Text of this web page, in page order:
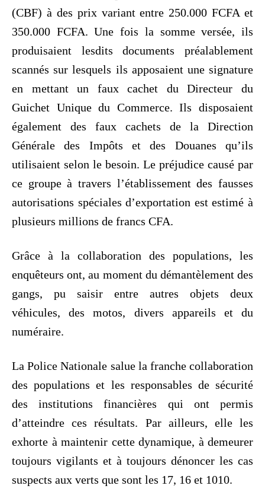
(CBF) à des prix variant entre 250.000 FCFA et
350.000 FCFA. Une fois la somme versée, ils
produisaient lesdits documents préalablement
scannés sur lesquels ils apposaient une signature
en mettant un faux cachet du Directeur du
Guichet Unique du Commerce. Ils disposaient
également des faux cachets de la Direction
Générale des Impôts et des Douanes qu’ils
utilisaient selon le besoin. Le préjudice causé par
ce groupe à travers l’établissement des fausses
autorisations spéciales d’exportation est estimé à
plusieurs millions de francs CFA.
Grâce à la collaboration des populations, les
enquêteurs ont, au moment du démantèlement des
gangs, pu saisir entre autres objets deux
véhicules, des motos, divers appareils et du
numéraire.
La Police Nationale salue la franche collaboration
des populations et les responsables de sécurité
des institutions financières qui ont permis
d’atteindre ces résultats. Par ailleurs, elle les
exhorte à maintenir cette dynamique, à demeurer
toujours vigilants et à toujours dénoncer les cas
suspects aux verts que sont les 17, 16 et 1010.